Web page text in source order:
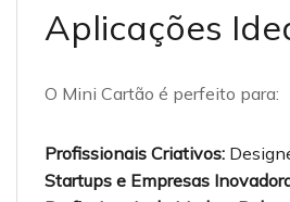
Aplicações
O Mini Cartão é perfeito para:
Profissionais Criativos:
Startups e Empresas